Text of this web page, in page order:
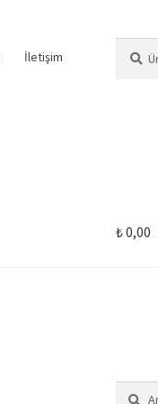
İletişim
₺0,00
Arama: